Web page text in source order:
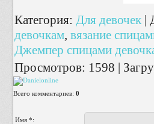
Категория: Для девочек |
девочкам, вязание
Джемпер спицами
Просмотров: 1598 |
Всего комментариев: 0
Имя *: